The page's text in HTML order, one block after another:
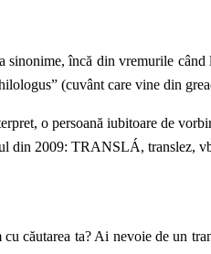
sinonime, încă din vremurile
(cuvânt care vine din
o persoană iubitoare de
din 2009: TRANSLÁ, translez,
căutarea ta? Ai nevoie de un